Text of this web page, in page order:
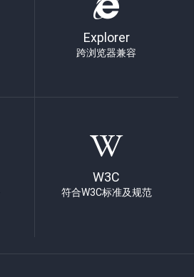
Explorer
跨浏览器兼容
W3C
符合W3C标准及规范